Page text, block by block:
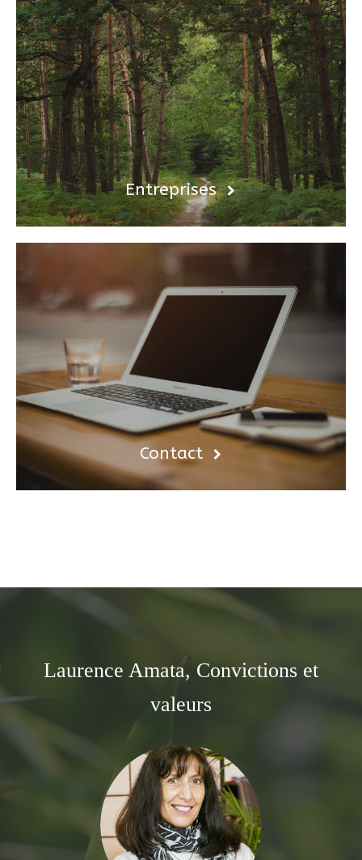
Entreprises
Contact
Laurence Amata, Convictions et
valeurs